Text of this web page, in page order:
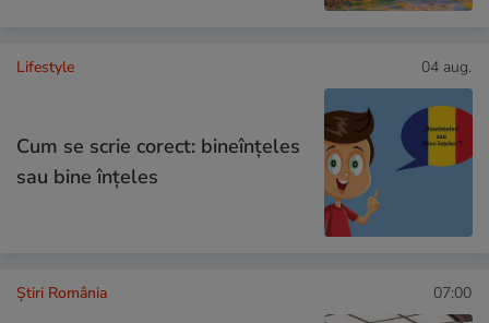
Lifestyle 04 aug.
Cum se scrie corect: bineînțeles
sau bine înțeles
Știri România 07:00